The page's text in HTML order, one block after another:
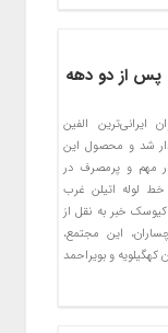
پس از دو دهه
ایرانی‌ترین الفین
شد و محصول این
مهم و پرمصرف در
لوله اتیلن غرب
خبر به نقل از
این مجتمع،
و بویراحمد